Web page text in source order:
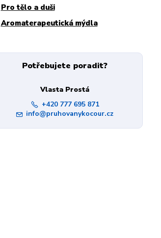
Pro tělo a duši
Aromaterapeutická mýdla
Potřebujete poradit?
Vlasta Prostá
+420 777 695 871
info@pruhovanykocour.cz